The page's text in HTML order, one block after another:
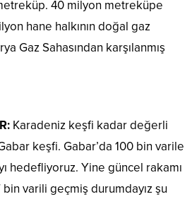
40 milyon metreküpe
hane halkının doğal gaz
Gaz Sahasından karşılanmış
Karadeniz keşfi kadar değerli
keşfi. Gabar’da 100 bin varile
hedefliyoruz. Yine güncel rakamı
varili geçmiş durumdayız şu